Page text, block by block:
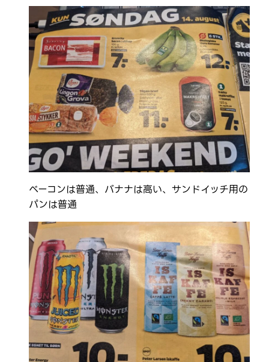
ベーコンは普通、バナナは高い、サンドイッチ用の
パンは普通